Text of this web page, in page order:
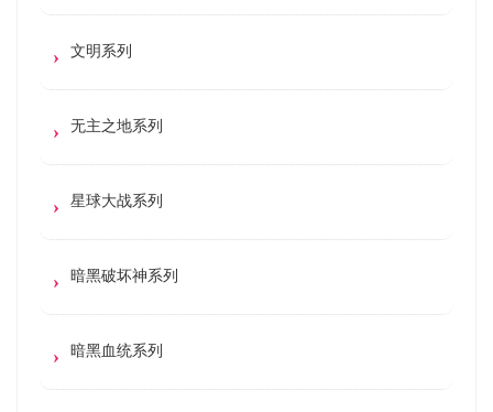
文明系列
无主之地系列
星球大战系列
暗黑破坏神系列
暗黑血统系列